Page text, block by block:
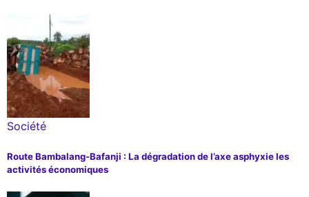
Société
Route Bambalang-Bafanji : La dégradation de l’axe asphyxie les
activités économiques